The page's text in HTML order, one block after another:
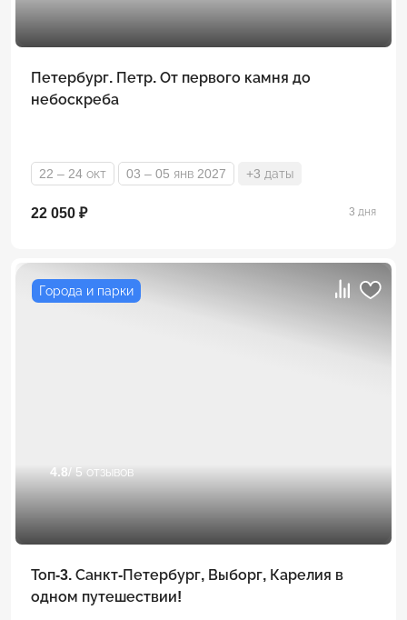
Петербург. Петр. От первого камня до
небоскреба
22 – 24 окт 03 – 05 янв 2027 +3 даты
22 050 ₽ 3 дня
Города и парки
4.8/ 5 отзывов
Топ-3. Санкт-Петербург, Выборг, Карелия в
одном путешествии!